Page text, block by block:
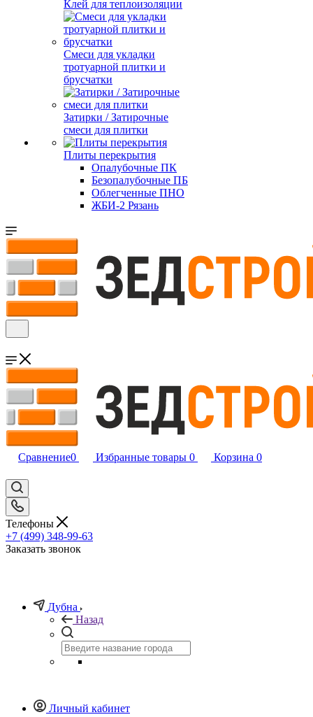
Клей для теплоизоляции
Смеси для укладки
тротуарной плитки и
брусчатки
Затирки / Затирочные
смеси для плитки
Плиты перекрытия
Опалубочные ПК
Безопалубочные ПБ
Облегченные ПНО
ЖБИ-2 Рязань
Сравнение0 Избранные товары 0 Корзина 0
Телефоны
+7 (499) 348-99-63
Заказать звонок
Дубна
Назад
Личный кабинет